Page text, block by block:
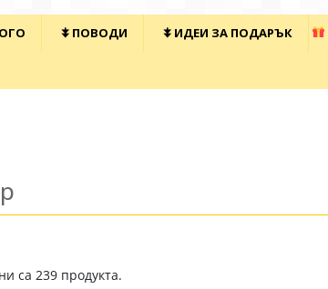
⯯ ПОВОДИ ⯯ ИДЕИ ЗА ПОДАРЪК
са 239 продукта.